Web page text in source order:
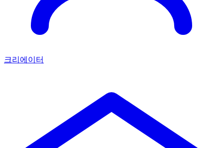
크리에이터